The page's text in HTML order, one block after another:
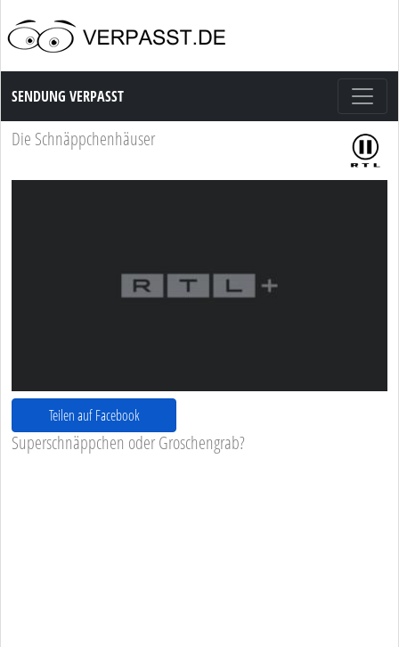
Sendung Verpasst
SENDUNG VERPASST
Die Schnäppchenhäuser
Teilen auf Facebook
Superschnäppchen oder Groschengrab?